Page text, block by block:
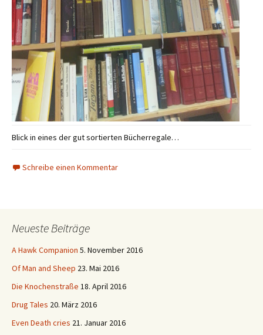
Blick in eines der gut sortierten Bücherregale…
Schreibe einen Kommentar
Neueste Beiträge
A Hawk Companion 5. November 2016
Of Man and Sheep 23. Mai 2016
Die Knochenstraße 18. April 2016
Drug Tales 20. März 2016
Even Death cries 21. Januar 2016